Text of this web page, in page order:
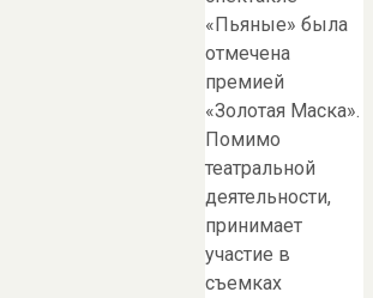
«Пьяные» была
отмечена
премией
«Золотая Маска».
Помимо
театральной
деятельности,
принимает
участие в
съемках